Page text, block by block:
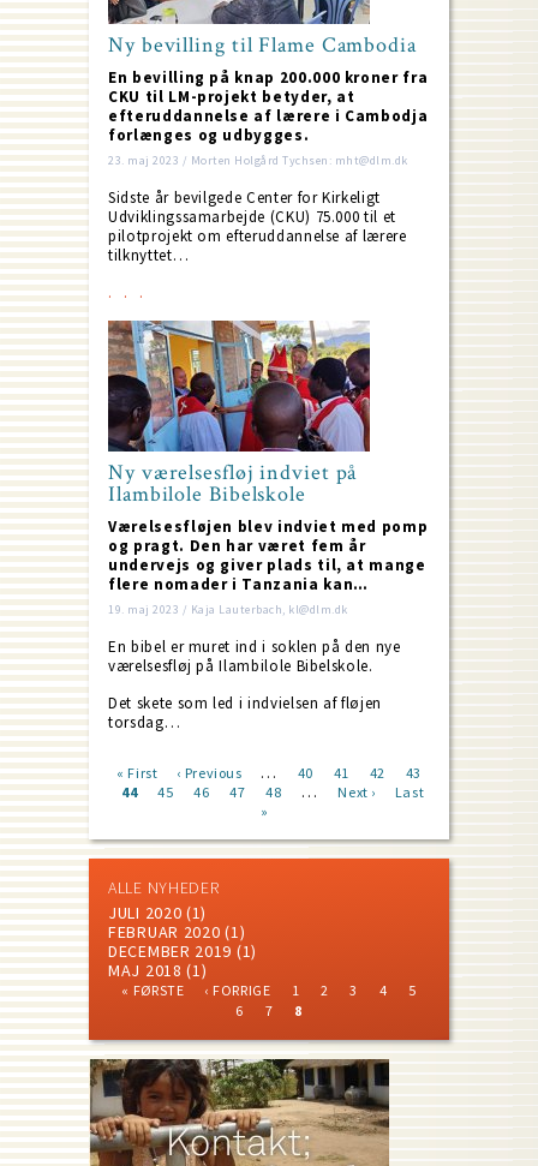
Ny bevilling til Flame Cambodia
En bevilling på knap 200.000 kroner fra
CKU til LM-projekt betyder, at
efteruddannelse af lærere i Cambodja
forlænges og udbygges.
23. maj 2023 / Morten Holgård Tychsen: mht@dlm.dk
Sidste år bevilgede Center for Kirkeligt
Udviklingssamarbejde (CKU) 75.000 til et
pilotprojekt om efteruddannelse af lærere
tilknyttet…
Ny værelsesfløj indviet på
Ilambilole Bibelskole
Værelsesfløjen blev indviet med pomp
og pragt. Den har været fem år
undervejs og giver plads til, at mange
flere nomader i Tanzania kan…
19. maj 2023 / Kaja Lauterbach, kl@dlm.dk
En bibel er muret ind i soklen på den nye
værelsesfløj på Ilambilole Bibelskole.
Det skete som led i indvielsen af fløjen
torsdag…
Pagination
First
page
« First
Previous
page
‹ Previous … Page
40 Page
41 Page
42 Page
43
Current
44 Page
45 Page
46 Page
47 Page
48 …
Next
Next ›
Last
Last
»
ALLE NYHEDER
JULI 2020 (1)
FEBRUAR 2020 (1)
DECEMBER 2019 (1)
MAJ 2018 (1)
FIRST
« FØRSTE
PREVIOUS
PAGE
‹ FORRIGE PAGE
1 PAGE
2 PAGE
3 PAGE
4 PAGE
5
PAGE
6 PAGE
7
CURRENT
8